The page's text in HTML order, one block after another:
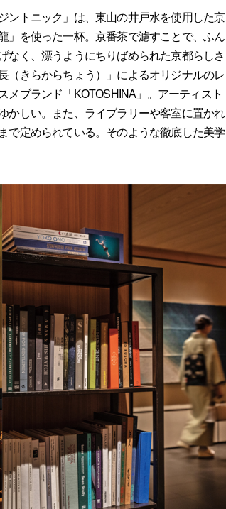
トニック」は、東山の井戸水を使用した京
」を使った一杯。京番茶で濾すことで、ふん
なく、漂うようにちりばめられた京都らしさ
（きらからちょう）」によるオリジナルのレ
メブランド「KOTOSHINA」。アーティスト
かしい。また、ライブラリーや客室に置かれ
で定められている。そのような徹底した美学